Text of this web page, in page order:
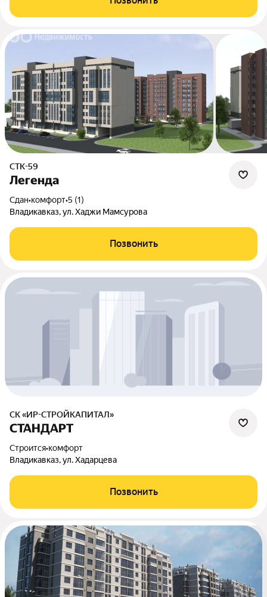
СТК-59
Легенда
Сдан•комфорт•5 (1)
Владикавказ, ул. Хаджи Мамсурова
Позвонить
СК «ИР-СТРОЙКАПИТАЛ»
СТАНДАРТ
Строится•комфорт
Владикавказ, ул. Хадарцева
Позвонить